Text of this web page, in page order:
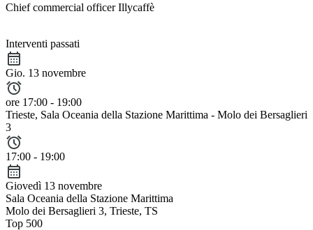
Chief commercial officer Illycaffè
Interventi passati
Gio. 13 novembre
ore 17:00 - 19:00
Trieste, Sala Oceania della Stazione Marittima - Molo dei Bersaglieri
3
17:00 - 19:00
Giovedì 13 novembre
Sala Oceania della Stazione Marittima
Molo dei Bersaglieri 3, Trieste, TS
Top 500